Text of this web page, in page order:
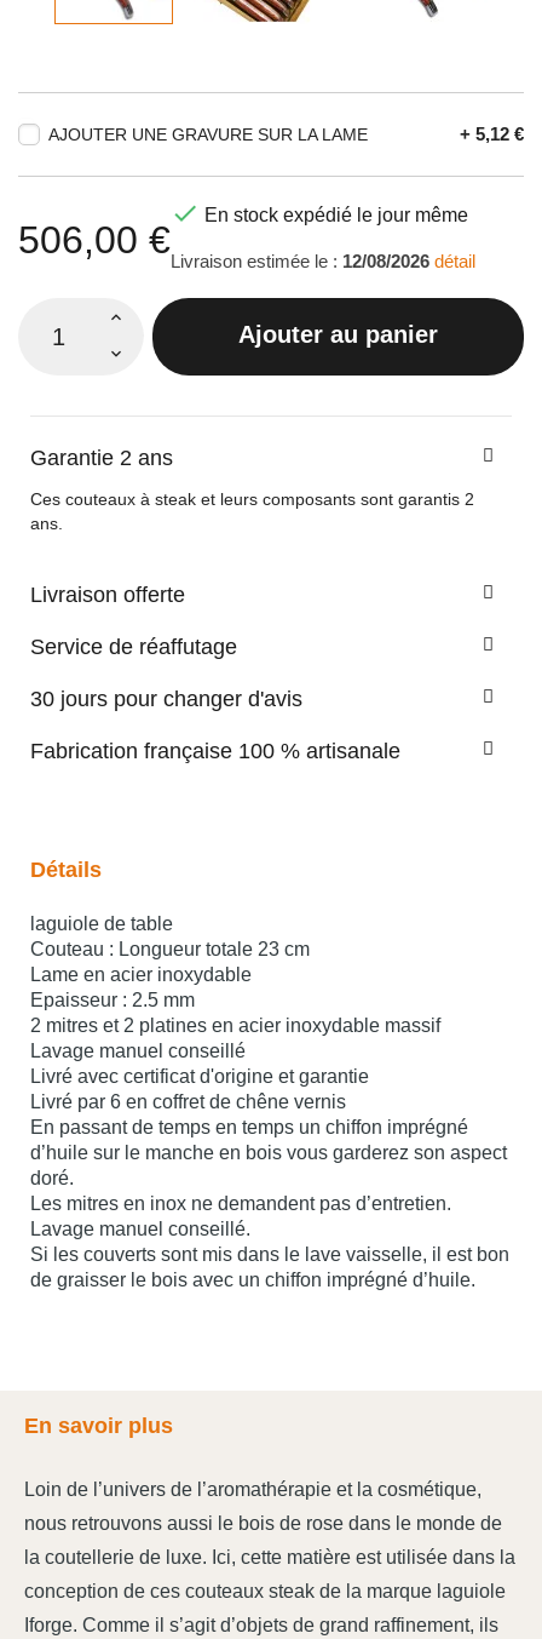
AJOUTER UNE GRAVURE SUR LA LAME + 5,12 €
506,00 €
 En stock expédié le jour même
Livraison estimée le : 12/08/2026 détail
Ajouter au panier
Garantie 2 ans
Ces couteaux à steak et leurs composants sont garantis 2
ans.
Livraison offerte
Service de réaffutage
30 jours pour changer d'avis
Fabrication française 100 % artisanale
Détails
laguiole de table
Couteau : Longueur totale 23 cm
Lame en acier inoxydable
Epaisseur : 2.5 mm
2 mitres et 2 platines en acier inoxydable massif
Lavage manuel conseillé
Livré avec certificat d'origine et garantie
Livré par 6 en coffret de chêne vernis
En passant de temps en temps un chiffon imprégné
d’huile sur le manche en bois vous garderez son aspect
doré.
Les mitres en inox ne demandent pas d’entretien.
Lavage manuel conseillé.
Si les couverts sont mis dans le lave vaisselle, il est bon
de graisser le bois avec un chiffon imprégné d’huile.
En savoir plus
Loin de l’univers de l’aromathérapie et la cosmétique,
nous retrouvons aussi le bois de rose dans le monde de
la coutellerie de luxe. Ici, cette matière est utilisée dans la
conception de ces couteaux steak de la marque laguiole
Iforge. Comme il s’agit d’objets de grand raffinement, ils